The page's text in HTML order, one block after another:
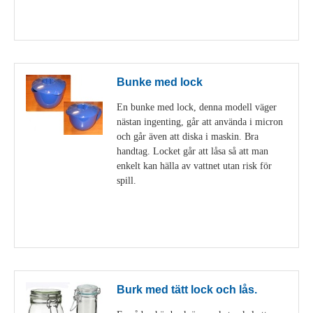
Bunke med lock
En bunke med lock, denna modell väger
nästan ingenting, går att använda i micron
och går även att diska i maskin. Bra
handtag. Locket går att låsa så att man
enkelt kan hälla av vattnet utan risk för
spill.
Burk med tätt lock och lås.